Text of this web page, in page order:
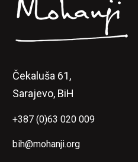
Čekaluša 61,
Sarajevo, BiH
+387 (0)63 020 009
bih@mohanji.org